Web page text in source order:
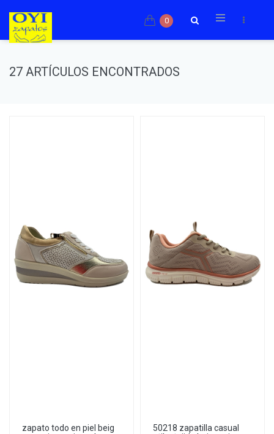
0
27 ARTÍCULOS ENCONTRADOS
zapato todo en piel beig
50218 zapatilla casual